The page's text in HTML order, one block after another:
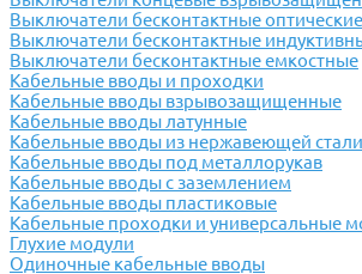
Выключатели бесконтактные оптические
Выключатели бесконтактные
Выключатели бесконтактные емкостные
Кабельные вводы и проходки
Кабельные вводы взрывозащищенные
Кабельные вводы латунные
Кабельные вводы из нержавеющей стали
Кабельные вводы под металлорукав
Кабельные вводы с заземлением
Кабельные вводы пластиковые
Кабельные проходки и универсальные
Глухие модули
Одиночные кабельные вводы